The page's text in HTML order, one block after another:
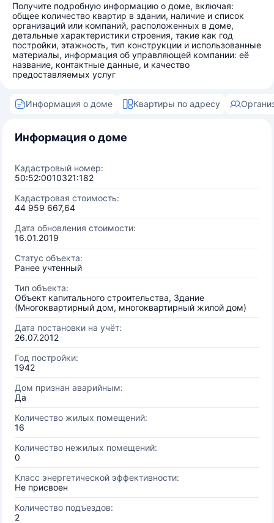
Получите подробную информацию о доме, включая:
общее количество квартир в здании, наличие и список
организаций или компаний, расположенных в доме,
детальные характеристики строения, такие как год
постройки, этажность, тип конструкции и использованные
материалы, информация об управляющей компании: её
название, контактные данные, и качество
предоставляемых услуг
Информация о доме Квартиры по адресу
Информация о доме
Кадастровый номер:
50:52:0010321:182
Кадастровая стоимость:
44 959 667,64
Дата обновления стоимости:
16.01.2019
Статус объекта:
Ранее учтенный
Тип объекта:
Объект капитального строительства, Здание
(Многоквартирный дом, многоквартирный жилой дом)
Дата постановки на учёт:
26.07.2012
Год постройки:
1942
Дом признан аварийным:
Да
Количество жилых помещений:
16
Количество нежилых помещений:
0
Класс энергетической эффективности:
Не присвоен
Количество подъездов:
2